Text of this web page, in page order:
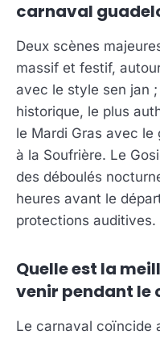
carnaval
Deux scènes
massif et festif,
avec le style sen jan
historique, le plus
le Mardi Gras avec
à la Soufrière. Le
des déboulés
heures avant le
protections auditives.
Quelle est la
venir pendant le
Le carnaval coïncide